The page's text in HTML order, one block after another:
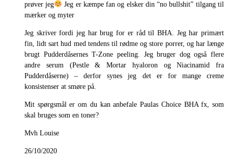
prøver jeg
Jeg er kæmpe fan og elsker din “no bullshit” tilgang til
mærker og myter
Jeg skriver fordi jeg har brug for er råd til BHA. Jeg har primært
fin, lidt sart hud med tendens til rødme og store porrer, og har længe
brugt Pudderdåsernes T-Zone peeling. Jeg bruger dog også flere
andre serum (Pestle & Mortar hyaloron og Niacinamid fra
Pudderdåserne) – derfor synes jeg det er for mange creme
konsistenser at smøre på.
Mit spørgsmål er om du kan anbefale Paulas Choice BHA fx, som
skal bruges som en toner?
Mvh Louise
26/10/2020